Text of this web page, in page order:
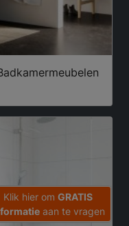
Klik hier om GRATIS
aan te vragen